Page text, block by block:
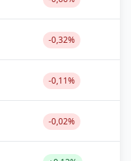
-0,32%
-0,11%
-0,02%